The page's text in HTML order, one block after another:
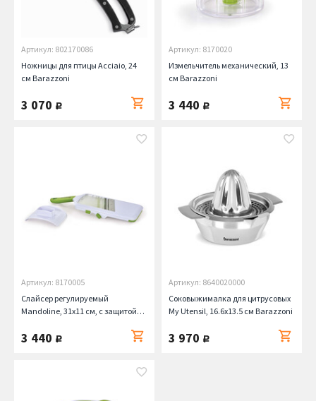
Артикул: 802170086
Ножницы для птицы Acciaio, 24
см Barazzoni
3 070 руб.
Артикул: 8170020
Измельчитель механический, 13
см Barazzoni
3 440 руб.
Артикул: 8170005
Слайсер регулируемый
Mandoline, 31х11 см, с защитой
3 440 руб.
Артикул: 8640020000
Соковыжималка для цитрусовых
My Utensil, 16.6х13.5 см Barazzoni
3 970 руб.